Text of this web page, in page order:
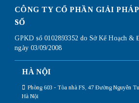
CÔNG TY CỔ PHẦN GIẢI
SỐ
GPKD số 0102893352 do Sở Kế Hoạch &
ngày 03/09/2008
HÀ NỘI
Phòng 603 - Tòa nhà FS, 47 Đường Nguyễn
Hà Nội